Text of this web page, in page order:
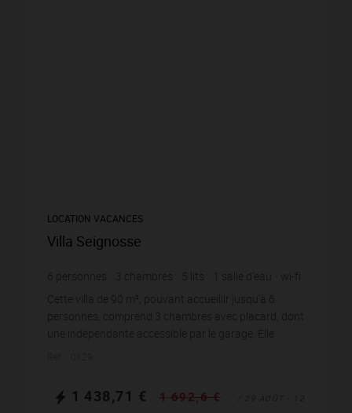
LOCATION VACANCES
Villa Seignosse
6 personnes 3 chambres 5 lits salle d'eau
wi-fi
Cette villa de 90 m², pouvant accueillir jusqu'à 6
personnes, comprend 3 chambres avec placard, dont
une indépendante accessible par le garage. Elle
1 438,71 € 1 692,6 € / 29 AOÛT - 12